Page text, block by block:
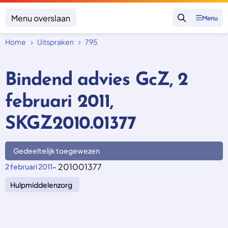
Menu overslaan
Zoeken
Menu
Onderwerpen
Zorgverzekering afsluiten
Vergoeding van zorg
Zorg in het buitenland
Geen zorgverzekering
Focus en impact
Uitspraken
Over SKGZ
Nieuws
Home Uitspraken 795
Bindend advies GcZ, 2
februari 2011,
SKGZ2010.01377
Gedeeltelijk toegewezen
2 februari 2011- 201001377
Hulpmiddelenzorg